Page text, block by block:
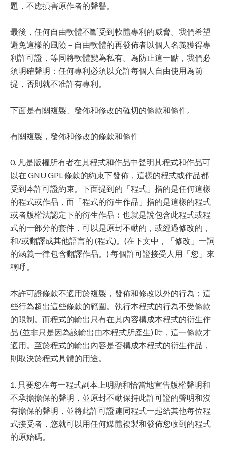
題，不應損害原作者的聲譽。
最後，任何自由軟體不斷受到軟體專利的威脅。我們希望
避免這樣的風險－自由軟體的再發佈者以個人名義獲得專
利許可證，等同將軟體變為私有。為防止這一點，我們必
須明確聲明：任何專利必須以允許每個人自由使用為前
提，否則就不准許有專利。
下面是有關複製、發佈和修改的確切的條款和條件。
有關複製，發佈和修改的條款和條件
0. 凡是版權所有者在其程式和作品中聲明其程式和作品可
以在 GNU GPL 條款的約束下發佈，這樣的程式或作品都
受到本許可證約束。下面提到的「程式」指的是任何這樣
的程式或作品，而「程式的衍生作品」指的是這樣的程式
或者版權法認定下的衍生作品︰也就是說包含此程式或程
式的一部分的套件，可以是原封不動的，或經過修改的，
和/或翻譯成其他語言的 (程式)。(在下文中，「修改」一詞
的涵義一律包含翻譯作品。) 每個許可證接受人用「您」來
稱呼。
本許可證條款不適用於複製，發佈和修改以外的行為；這
些行為超出這些條款的範圍。執行本程式的行為不受條款
的限制。而程式的輸出只有在其內容構成本程式的衍生作
品 (並非只是因為該輸出由本程式所產生) 時，這一條款才
適用。至於程式的輸出內容是否構成本程式的衍生作品，
則取決於程式具體的用途。
1. 只要您在每一程式副本上明顯和恰當地宣告版權聲明和
不承擔擔保的聲明，並原封不動保持此許可證的聲明和沒
有擔保的聲明，並將此許可證連同程式一起給其他每位程
式接受者，您就可以用任何媒體複製和發佈您收到的程式
的原始碼。